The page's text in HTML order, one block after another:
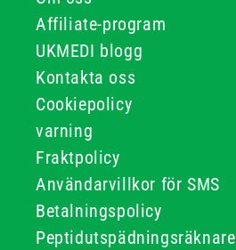
Affiliate-program
UKMEDI blogg
Kontakta oss
Cookiepolicy
varning
Fraktpolicy
Användarvillkor för SMS
Betalningspolicy
Peptidutspädningsräknare